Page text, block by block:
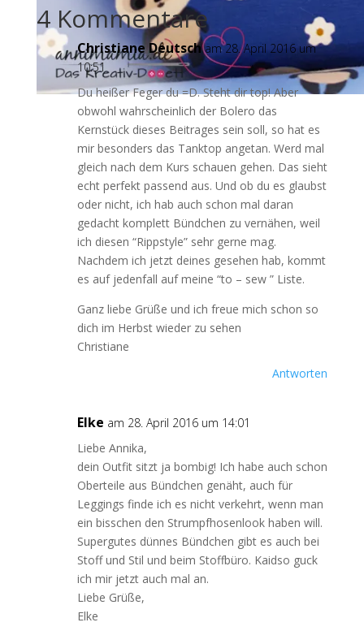
4 Kommentare
Christiane Deutsch am 28. April 2016 um
10:51
Du heißer Feger du =D. Steht dir top! Aber
obwohl wahrscheinlich der Bolero das
Kernstück dieses Beitrages sein soll, so hat es
mir besonders das Tanktop angetan. Werd mal
gleich nach dem Kurs schauen gehen. Das sieht
echt perfekt passend aus. Und ob du es glaubst
oder nicht, ich hab auch schon mal daran
gedacht komplett Bündchen zu vernähen, weil
ich diesen “Rippstyle” sehr gerne mag.
Nachdem ich jetzt deines gesehen hab, kommt
es auf jedenfall auf meine “to – sew ” Liste.
Ganz liebe Grüße und ich freue mich schon so
dich im Herbst wieder zu sehen
Christiane
Antworten
Elke am 28. April 2016 um 14:01
Liebe Annika,
dein Outfit sitzt ja bombig! Ich habe auch schon
Oberteile aus Bündchen genäht, auch für
Leggings finde ich es nicht verkehrt, wenn man
ein bisschen den Strumpfhosenlook haben will.
Supergutes dünnes Bündchen gibt es auch bei
Stoff und Stil und beim Stoffbüro. Kaidso guck
ich mir jetzt auch mal an.
Liebe Grüße,
Elke